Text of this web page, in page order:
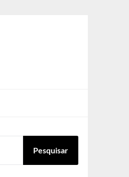
Pesquisar